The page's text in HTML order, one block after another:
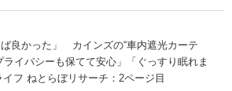
ば良かった」 カインズの“車内遮光カーテ
イバシーも保てて安心」「ぐっすり眠れま
フ ねとらぼリサーチ：2ページ目